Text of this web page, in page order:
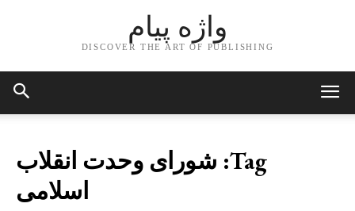
واژه پیام
DISCOVER THE ART OF PUBLISHING
Tag: شورای وحدت انقلاب
اسلامی